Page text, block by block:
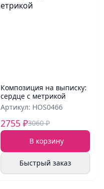
Композиция на выписку:
сердце с метрикой
Артикул: HOS0466
2755 ₽3060 ₽
В корзину
Быстрый заказ